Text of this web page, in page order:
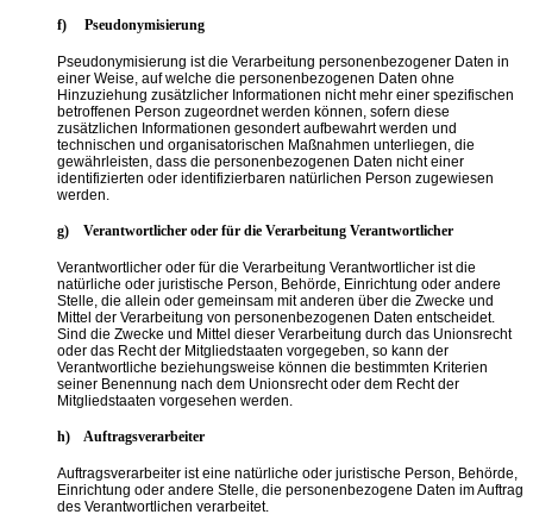
f) Pseudonymisierung
Pseudonymisierung ist die Verarbeitung personenbezogener Daten in
einer Weise, auf welche die personenbezogenen Daten ohne
Hinzuziehung zusätzlicher Informationen nicht mehr einer spezifischen
betroffenen Person zugeordnet werden können, sofern diese
zusätzlichen Informationen gesondert aufbewahrt werden und
technischen und organisatorischen Maßnahmen unterliegen, die
gewährleisten, dass die personenbezogenen Daten nicht einer
identifizierten oder identifizierbaren natürlichen Person zugewiesen
werden.
g) Verantwortlicher oder für die Verarbeitung Verantwortlicher
Verantwortlicher oder für die Verarbeitung Verantwortlicher ist die
natürliche oder juristische Person, Behörde, Einrichtung oder andere
Stelle, die allein oder gemeinsam mit anderen über die Zwecke und
Mittel der Verarbeitung von personenbezogenen Daten entscheidet.
Sind die Zwecke und Mittel dieser Verarbeitung durch das Unionsrecht
oder das Recht der Mitgliedstaaten vorgegeben, so kann der
Verantwortliche beziehungsweise können die bestimmten Kriterien
seiner Benennung nach dem Unionsrecht oder dem Recht der
Mitgliedstaaten vorgesehen werden.
h) Auftragsverarbeiter
Auftragsverarbeiter ist eine natürliche oder juristische Person, Behörde,
Einrichtung oder andere Stelle, die personenbezogene Daten im Auftrag
des Verantwortlichen verarbeitet.